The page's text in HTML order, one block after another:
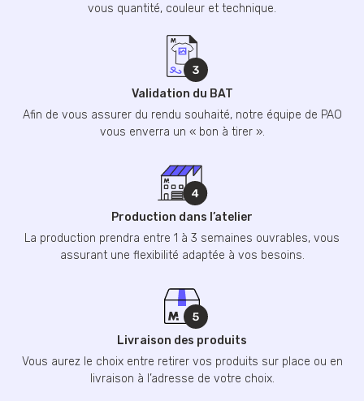
vous quantité, couleur et technique.
Validation du BAT
Afin de vous assurer du rendu souhaité, notre équipe de PAO
vous enverra un « bon à tirer ».
Production dans l’atelier
La production prendra entre 1 à 3 semaines ouvrables, vous
assurant une flexibilité adaptée à vos besoins.
Livraison des produits
Vous aurez le choix entre retirer vos produits sur place ou en
livraison à l’adresse de votre choix.